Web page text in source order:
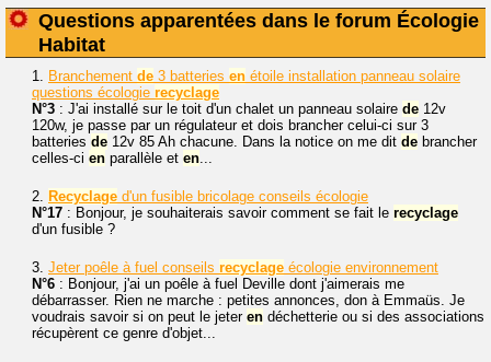
Questions apparentées dans le forum Écologie
Habitat
1. Branchement de 3 batteries en étoile installation panneau solaire
questions écologie recyclage
N°3 : J'ai installé sur le toit d'un chalet un panneau solaire de 12v
120w, je passe par un régulateur et dois brancher celui-ci sur 3
batteries de 12v 85 Ah chacune. Dans la notice on me dit de brancher
celles-ci en parallèle et en...
2. Recyclage d'un fusible bricolage conseils écologie
N°17 : Bonjour, je souhaiterais savoir comment se fait le recyclage
d'un fusible ?
3. Jeter poêle à fuel conseils recyclage écologie environnement
N°6 : Bonjour, j'ai un poêle à fuel Deville dont j'aimerais me
débarrasser. Rien ne marche : petites annonces, don à Emmaüs. Je
voudrais savoir si on peut le jeter en déchetterie ou si des associations
récupèrent ce genre d'objet...